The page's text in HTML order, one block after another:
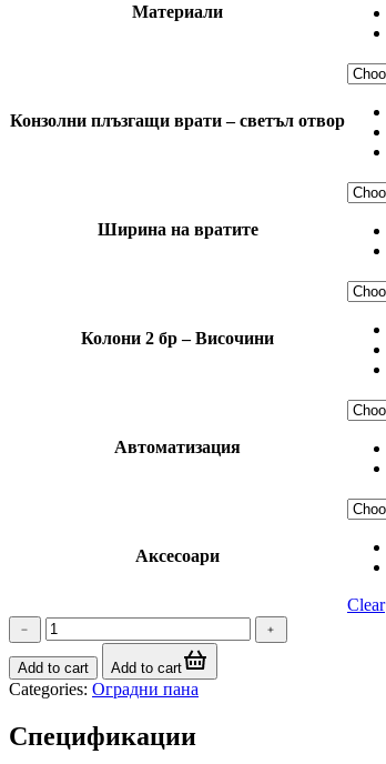
Материали
Конзолни плъзгащи врати – светъл отвор
Ширина на вратите
Колони 2 бр – Височини
Автоматизация
Аксесоари
Clear
Оградно
пано
(H
180)
модел
01
Add to cart Add to cart
Categories: Оградни пана
Спецификации